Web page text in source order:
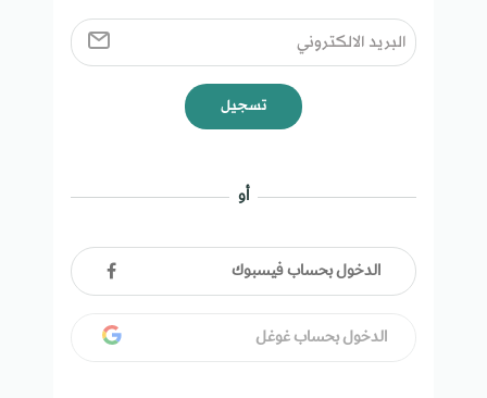
تسجيل
أو
الدخول بحساب فيسبوك
الدخول بحساب غوغل